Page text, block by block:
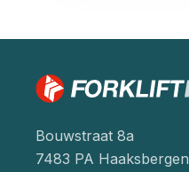
Bouwstraat 8a
7483 PA Haaksbergen